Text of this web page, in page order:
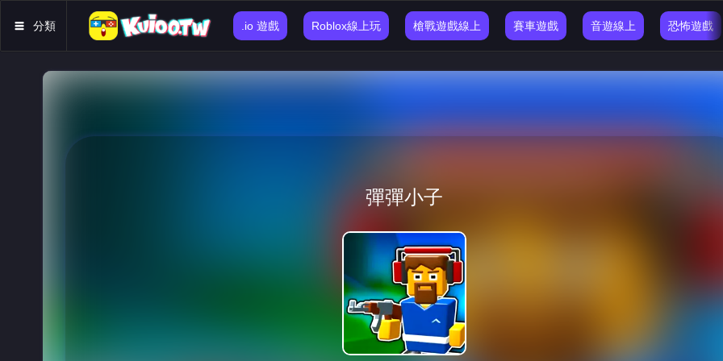
分類 .io 遊戲 Roblox線上玩 槍戰遊戲線上 賽車遊戲 音遊線上 恐怖遊戲
彈彈小子